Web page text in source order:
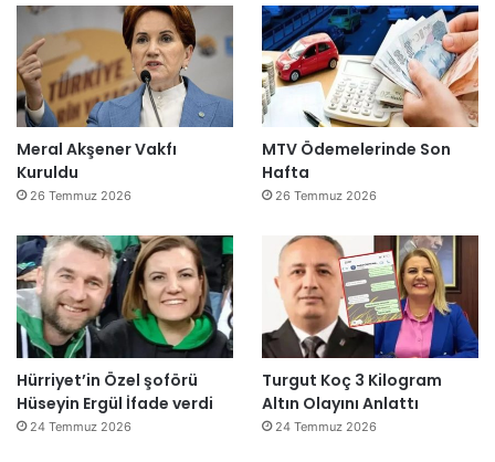
Meral Akşener Vakfı
Kuruldu
26 Temmuz 2026
MTV Ödemelerinde Son
Hafta
26 Temmuz 2026
Hürriyet’in Özel şoförü
Hüseyin Ergül İfade verdi
24 Temmuz 2026
Turgut Koç 3 Kilogram
Altın Olayını Anlattı
24 Temmuz 2026